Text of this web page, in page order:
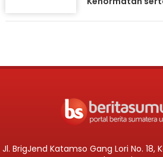
Jl. BrigJend Katamso Gang Lori No. 18,